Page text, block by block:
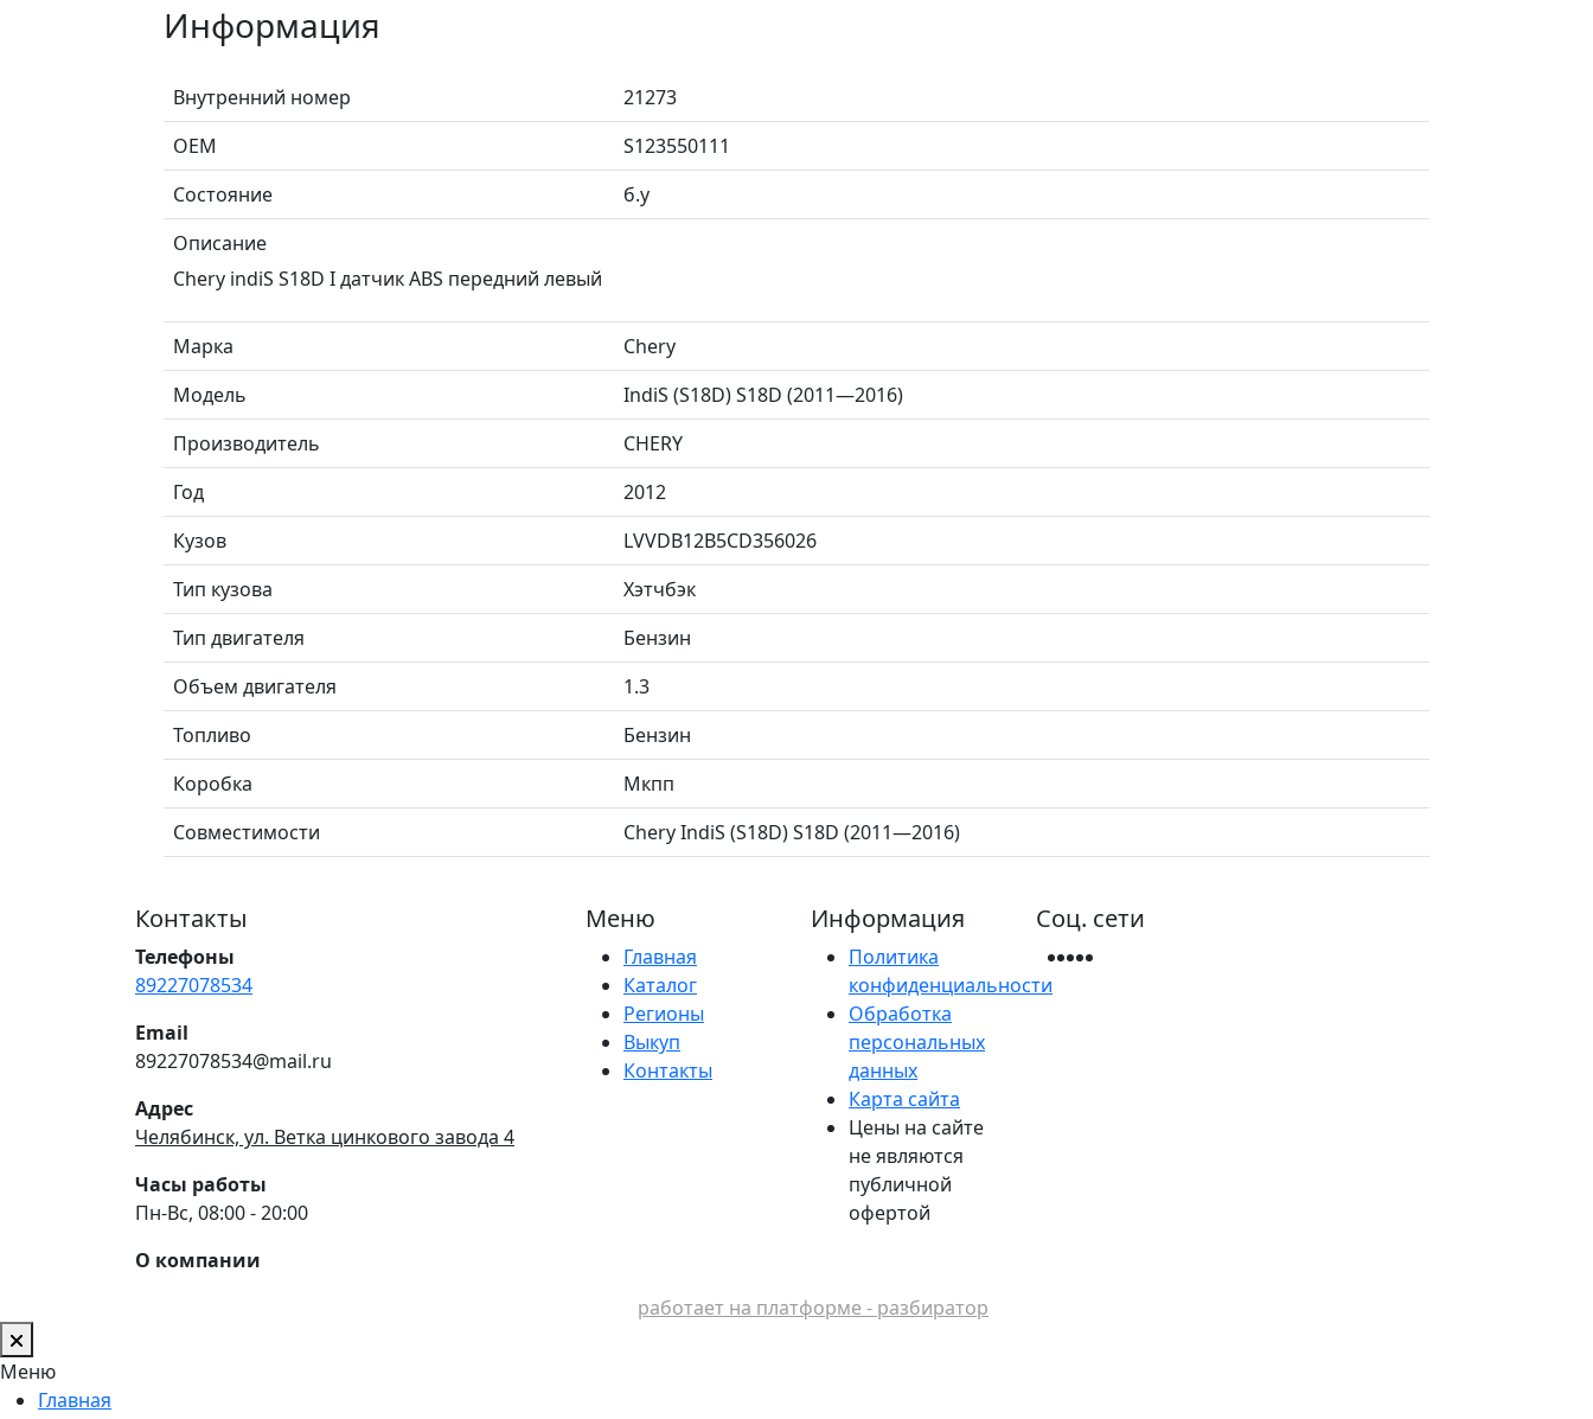
Информация
Внутренний номер
21273
ОЕМ
S123550111
Состояние
б.у
Описание
Chery indiS S18D I датчик ABS передний левый
Марка
Chery
Модель
IndiS (S18D) S18D (2011—2016)
Производитель
CHERY
Год
2012
Кузов
LVVDB12B5CD356026
Тип кузова
Хэтчбэк
Тип двигателя
Бензин
Объем двигателя
1.3
Топливо
Бензин
Коробка
Мкпп
Совместимости
Chery IndiS (S18D) S18D (2011—2016)
Контакты
Телефоны
89227078534
Email
89227078534@mail.ru
Адрес
Челябинск, ул. Ветка цинкового завода 4
Часы работы
Пн-Вс, 08:00 - 20:00
О компании
Меню
Главная
Каталог
Регионы
Выкуп
Контакты
Информация
Политика
конфиденциальности
Обработка
персональных
данных
Карта сайта
Цены на сайте
не являются
публичной
офертой
Соц. сети
работает на платформе - разбиратор
Меню
Главная